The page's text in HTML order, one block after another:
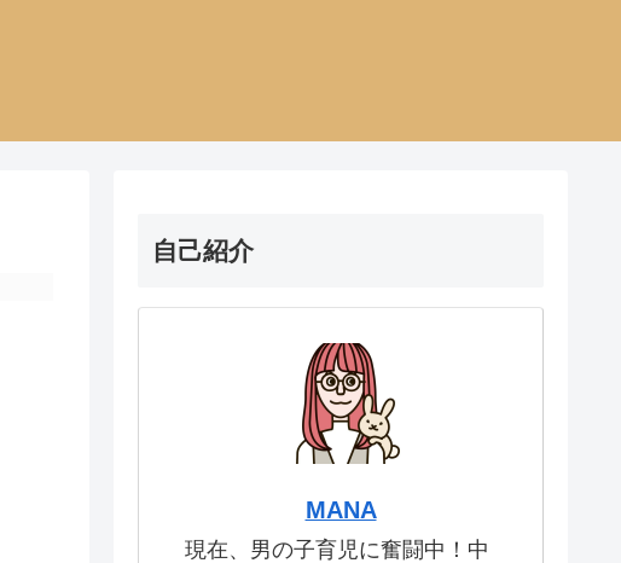
自己紹介
MANA
現在、男の子育児に奮闘中！中